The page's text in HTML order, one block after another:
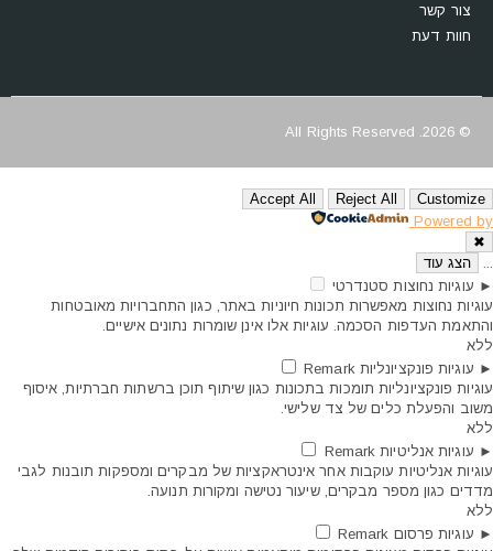
צור קשר
חוות דעת
© 2026. All Rights Reserved
Customize
Reject All
Accept All
Powered by
✖
הצג עוד
► עוגיות נחוצות סטנדרטי
עוגיות נחוצות מאפשרות תכונות חיוניות באתר, כגון התחברויות מאובטחות
והתאמת העדפות הסכמה. עוגיות אלו אינן שומרות נתונים אישיים.
ללא
► עוגיות פונקציונליות Remark
עוגיות פונקציונליות תומכות בתכונות כגון שיתוף תוכן ברשתות חברתיות, איסוף
משוב והפעלת כלים של צד שלישי.
ללא
► עוגיות אנליטיות Remark
עוגיות אנליטיות עוקבות אחר אינטראקציות של מבקרים ומספקות תובנות לגבי
מדדים כגון מספר מבקרים, שיעור נטישה ומקורות תנועה.
ללא
► עוגיות פרסום Remark